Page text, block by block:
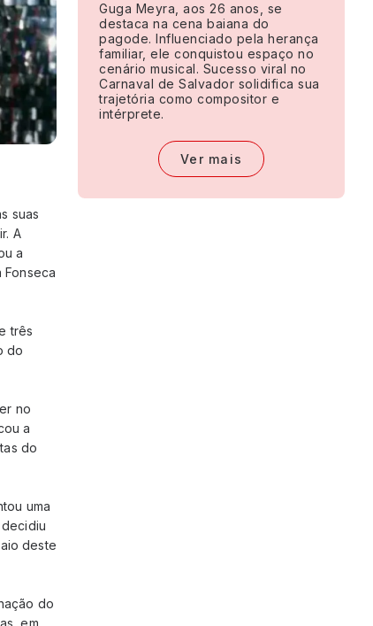
suas
A
a
três
do
no
a
do
uma
deste
do
Guga Meyra, aos 26 anos, se
destaca na cena baiana do
pagode. Influenciado pela herança
familiar, ele conquistou espaço no
cenário musical. Sucesso viral no
Carnaval de Salvador solidifica sua
trajetória como compositor e
intérprete.
Ver mais